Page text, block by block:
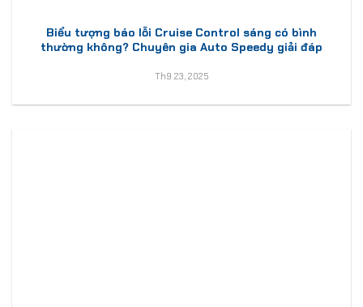
Biểu tượng báo lỗi Cruise Control sáng có bình
thường không? Chuyên gia Auto Speedy giải đáp
Th9 23, 2025